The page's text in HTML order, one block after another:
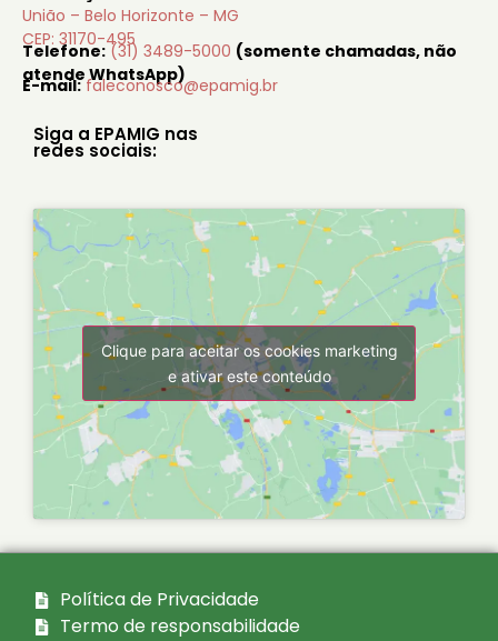
União – Belo Horizonte – MG
CEP: 31170-495
Telefone: (31) 3489-5000 (somente chamadas, não
atende WhatsApp)
E-mail: faleconosco@epamig.br
Siga a EPAMIG nas
redes sociais:
Clique para aceitar os cookies marketing
e ativar este conteúdo
Política de Privacidade
Termo de responsabilidade